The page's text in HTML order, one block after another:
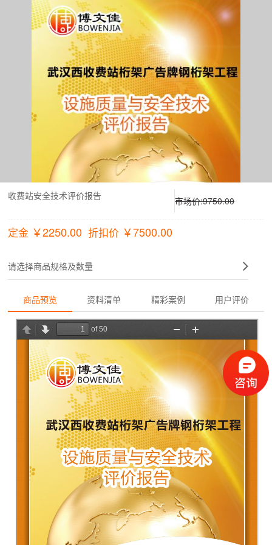
收费站安全技术评价报告 市场价:9750.00
定金 ￥2250.00 折扣价 ￥7500.00
请选择商品规格及数量
商品预览 资料清单 精彩案例 用户评价